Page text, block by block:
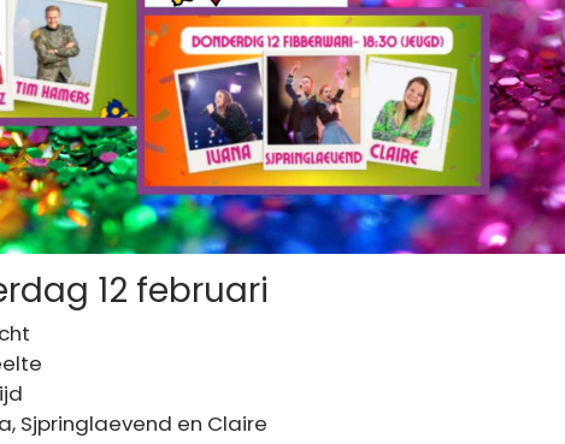
12 februari
Sjpringlaevend en Claire